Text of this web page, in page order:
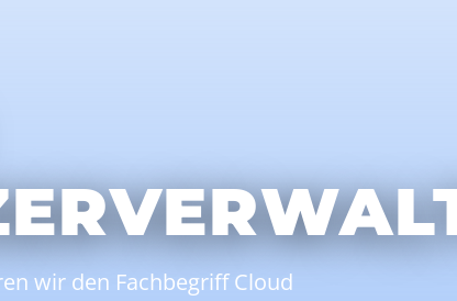
wir den Fachbegriff Cloud